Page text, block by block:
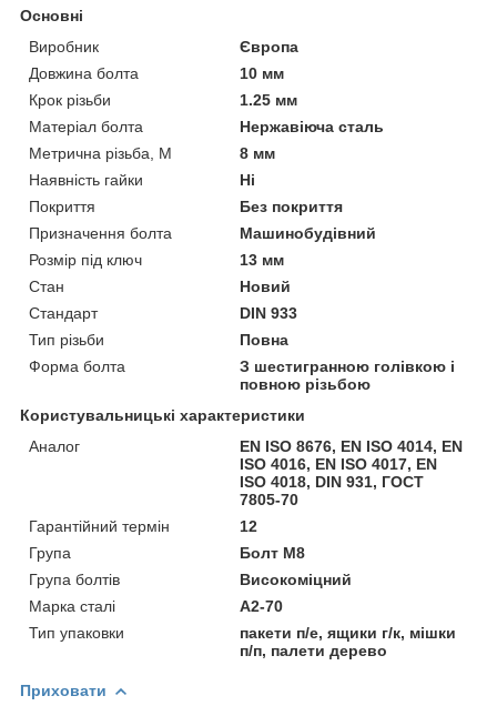
Основні
Виробник
Європа
Довжина болта
10 мм
Крок різьби
1.25 мм
Матеріал болта
Нержавіюча сталь
Метрична різьба, М
8 мм
Наявність гайки
Ні
Покриття
Без покриття
Призначення болта
Машинобудівний
Розмір під ключ
13 мм
Стан
Новий
Стандарт
DIN 933
Тип різьби
Повна
Форма болта
З шестигранною голівкою і
повною різьбою
Користувальницькі характеристики
Аналог
EN ISO 8676, EN ISO 4014, EN
ISO 4016, EN ISO 4017, EN
ISO 4018, DIN 931, ГОСТ
7805-70
Гарантійний термін
12
Група
Болт М8
Група болтів
Високоміцний
Марка сталі
А2-70
Тип упаковки
пакети п/е, ящики г/к, мішки
п/п, палети дерево
Приховати